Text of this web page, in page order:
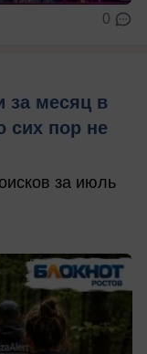
0
за месяц в
сих пор не
за июль